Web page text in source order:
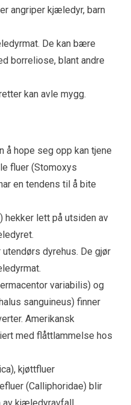
angriper kjæledyr, barn
De kan bære
borreliose, blant andre
kan avle mygg.
å hope seg opp kan tjene
fluer (Stomoxys
en tendens til å bite
hekker lett på utsiden av
dyrehus. De gjør
variabilis) og
sanguineus) finner
Amerikansk
med flåttlammelse hos
kjøttfluer
(Calliphoridae) blir